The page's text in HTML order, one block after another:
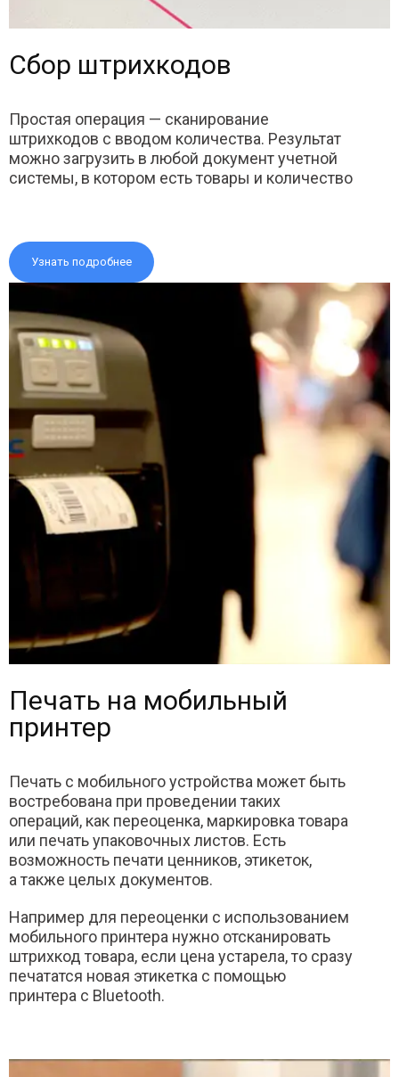
Сбор штрихкодов
Простая операция — сканирование
штрихкодов с вводом количества. Результат
можно загрузить в любой документ учетной
системы, в котором есть товары и количество
Узнать подробнее
Печать на мобильный
принтер
Печать с мобильного устройства может быть
востребована при проведении таких
операций, как переоценка, маркировка товара
или печать упаковочных листов. Есть
возможность печати ценников, этикеток,
а также целых документов.
Например для переоценки с использованием
мобильного принтера нужно отсканировать
штрихкод товара, если цена устарела, то сразу
печататся новая этикетка с помощью
принтера с Bluetooth.